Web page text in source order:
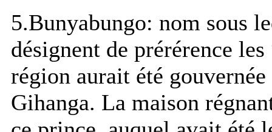
5.Bunyabungo: nom sous
désignent de prérérence
région aurait été
Gihanga. La maison